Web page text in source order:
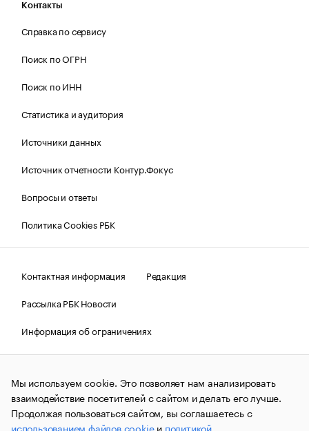
Контакты
Справка по сервису
Поиск по ОГРН
Поиск по ИНН
Статистика и аудитория
Источники данных
Источник отчетности Контур.Фокус
Вопросы и ответы
Политика Cookies РБК
Контактная информация
Редакция
Рассылка РБК Новости
Информация об ограничениях
Правовая информация
О соблюдении авторских прав
© АО «РОСБИЗНЕСКОНСАЛТИНГ»,1995–2026.Сообщения
и материалы информационного агентства «РБК»
(зарегистрировано Федеральной службой по надзору в сфере
связи, информационных технологий и массовых
коммуникаций (Роскомнадзор) 09.12.2015 за номером ИА
Мы используем cookie. Это позволяет нам анализировать
взаимодействие посетителей с сайтом и делать его лучше.
Продолжая пользоваться сайтом, вы соглашаетесь с
использованием файлов cookieи политикой